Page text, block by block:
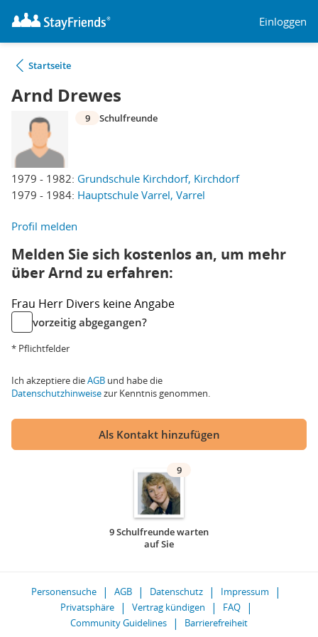
Einloggen
Startseite
Arnd Drewes
1979 - 1982: Grundschule Kirchdorf, Kirchdorf
1979 - 1984: Hauptschule Varrel, Varrel
9 Schulfreunde
Profil melden
Melden Sie sich kostenlos an, um mehr
über Arnd zu erfahren:
Frau Herr Divers keine Angabe
vorzeitig abgegangen?
* Pflichtfelder
Ich akzeptiere dieAGB und habe die
Datenschutzhinweisezur Kenntnis genommen.
Als Kontakt hinzufügen
9
9 Schulfreunde warten
auf Sie
Personensuche AGB Datenschutz
Impressum
Privatsphäre
Vertrag kündigen
FAQ
Community Guidelines
Barrierefreiheit